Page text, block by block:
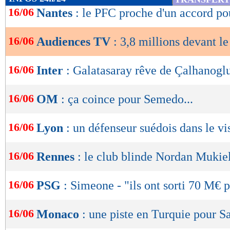
de
OK
16/06 Nantes : le PFC proche d'un accord
16/06 Audiences TV : 3,8 millions devant le
16/06 Inter : Galatasaray rêve de
16/06 OM : ça coince pour Semedo...
16/06 Lyon : un défenseur suédois dans le
16/06 Rennes : le club blinde Nordan
16/06 PSG : Simeone - "ils ont sorti 70 M€
16/06 Monaco : une piste en Turquie pour